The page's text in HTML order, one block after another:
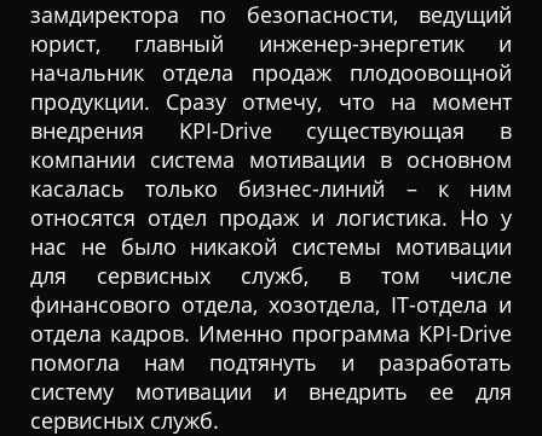
замдиректора по безопасности, ведущий
юрист, главный инженер-энергетик и
начальник отдела продаж плодоовощной
продукции. Сразу отмечу, что на момент
внедрения KPI-Drive существующая в
компании система мотивации в основном
касалась только бизнес-линий – к ним
относятся отдел продаж и логистика. Но у
нас не было никакой системы мотивации
для сервисных служб, в том числе
финансового отдела, хозотдела, IT-отдела и
отдела кадров. Именно программа KPI-Drive
помогла нам подтянуть и разработать
систему мотивации и внедрить ее для
сервисных служб.